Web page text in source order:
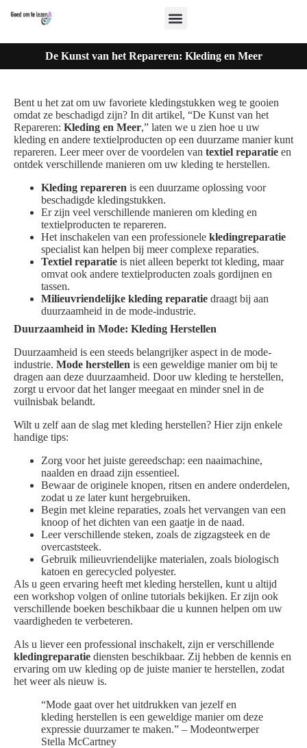
De Kunst van het Repareren: Kleding en Meer
Bent u het zat om uw favoriete kledingstukken weg te gooien
omdat ze beschadigd zijn? In dit artikel, “De Kunst van het
Repareren: Kleding en Meer,” laten we u zien hoe u uw
kleding en andere textielproducten op een duurzame manier kunt
repareren. Leer meer over de voordelen van textiel reparatie en
ontdek verschillende manieren om uw kleding te herstellen.
Kleding repareren is een duurzame oplossing voor
beschadigde kledingstukken.
Er zijn veel verschillende manieren om kleding en
textielproducten te repareren.
Het inschakelen van een professionele kledingreparatie
specialist kan helpen bij meer complexe reparaties.
Textiel reparatie is niet alleen beperkt tot kleding, maar
omvat ook andere textielproducten zoals gordijnen en
tassen.
Milieuvriendelijke kleding reparatie draagt bij aan
duurzaamheid in de mode-industrie.
Duurzaamheid in Mode: Kleding Herstellen
Duurzaamheid is een steeds belangrijker aspect in de mode-
industrie. Mode herstellen is een geweldige manier om bij te
dragen aan deze duurzaamheid. Door uw kleding te herstellen,
zorgt u ervoor dat het langer meegaat en minder snel in de
vuilnisbak belandt.
Wilt u zelf aan de slag met kleding herstellen? Hier zijn enkele
handige tips:
Zorg voor het juiste gereedschap: een naaimachine,
naalden en draad zijn essentieel.
Bewaar de originele knopen, ritsen en andere onderdelen,
zodat u ze later kunt hergebruiken.
Begin met kleine reparaties, zoals het vervangen van een
knoop of het dichten van een gaatje in de naad.
Leer verschillende steken, zoals de zigzagsteek en de
overcaststeek.
Gebruik milieuvriendelijke materialen, zoals biologisch
katoen en gerecycled polyester.
Als u geen ervaring heeft met kleding herstellen, kunt u altijd
een workshop volgen of online tutorials bekijken. Er zijn ook
verschillende boeken beschikbaar die u kunnen helpen om uw
vaardigheden te verbeteren.
Als u liever een professional inschakelt, zijn er verschillende
kledingreparatie diensten beschikbaar. Zij hebben de kennis en
ervaring om uw kleding op de juiste manier te herstellen, zodat
het weer als nieuw is.
“Mode gaat over het uitdrukken van jezelf en
kleding herstellen is een geweldige manier om deze
expressie duurzamer te maken.” – Modeontwerper
Stella McCartney